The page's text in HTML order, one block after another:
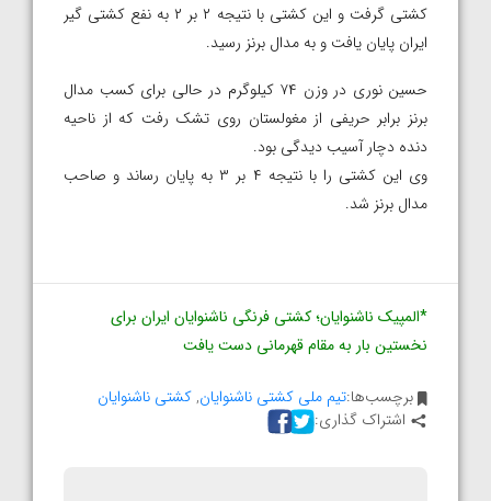
کشتی گرفت و این کشتی با نتیجه ۲ بر ۲ به نفع کشتی گیر
ایران پایان یافت و به مدال برنز رسید.
حسین نوری در وزن ۷۴ کیلوگرم در حالی برای کسب مدال
برنز برابر حریفی از مغولستان روی تشک رفت که از ناحیه
دنده دچار آسیب دیدگی بود.
وی این کشتی را با نتیجه ۴ بر ۳ به پایان رساند و صاحب
مدال برنز شد.
*المپیک ناشنوایان؛ کشتی فرنگی ناشنوایان ایران برای
نخستین بار به مقام قهرمانی دست یافت
برچسب‌ها:تیم ملی کشتی ناشنوایان,کشتی ناشنوایان
اشتراک گذاری: